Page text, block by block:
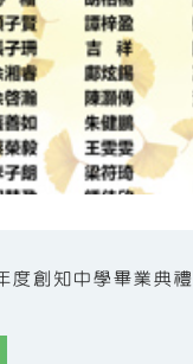
創知中學畢業典禮